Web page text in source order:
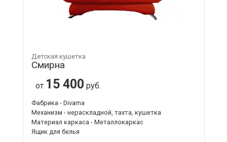
Детская кушетка
Смирна
от 15 400 руб.
Фабрика - Divama
Механизм - нераскладной, тахта, кушетка
Материал каркаса - Металлокаркас
Ящик для белья